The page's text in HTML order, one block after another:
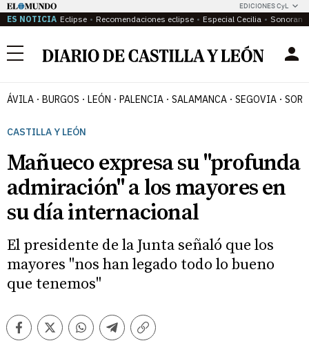
EDICIONES CyL
ES NOTICIA Eclipse Recomendaciones eclipse Especial Cecilia
Menú
ÁVILA BURGOS LEÓN PALENCIA SALAMANCA SEGOVIA
CASTILLA Y LEÓN
Mañueco expresa su "profunda
admiración" a los mayores en
su día internacional
El presidente de la Junta señaló que los
mayores "nos han legado todo lo bueno
que tenemos"
FacebookTwitterWhatsappTelegramCopiar